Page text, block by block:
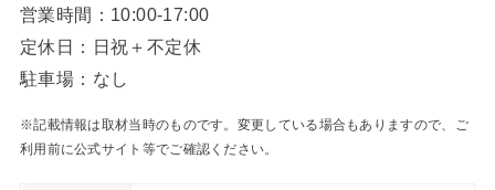
営業時間：10:00-17:00
定休日：日祝＋不定休
駐車場：なし
※記載情報は取材当時のものです。変更している場合もありますので、ご
利用前に公式サイト等でご確認ください。